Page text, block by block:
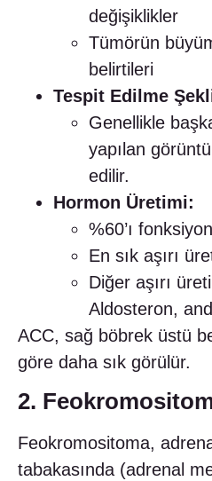
değişiklikler
Tümörün
belirtileri
Tespit Edilme
Genellikle
yapılan
edilir.
Hormon Üretimi:
%60’ı
En sık aşırı
Diğer aşırı
Aldosteron,
ACC, sağ böbrek üstü
göre daha sık görülür.
2.
Feokromositoma,
tabakasında (adrenal